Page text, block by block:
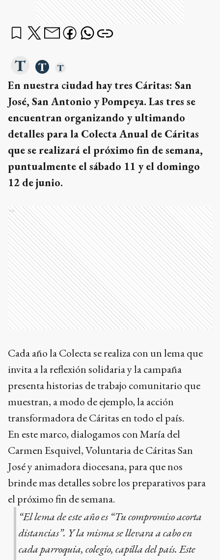
En nuestra ciudad hay tres Cáritas: San
José, San Antonio y Pompeya. Las tres se
encuentran organizando y ultimando
detalles para la Colecta Anual de Cáritas
que se realizará el próximo fin de semana,
puntualmente el sábado 11 y el domingo
12 de junio.
Ads
Cada año la Colecta se realiza con un lema que
invita a la reflexión solidaria y la campaña
presenta historias de trabajo comunitario que
muestran, a modo de ejemplo, la acción
transformadora de Cáritas en todo el país.
En este marco, dialogamos con María del
Carmen Esquivel, Voluntaria de Cáritas San
José y animadora diocesana, para que nos
brinde mas detalles sobre los preparativos para
el próximo fin de semana.
“El lema de este año es “Tu compromiso acorta
distancias”. Y la misma se llevara a cabo en
cada parroquia, colegio, capilla del país. Este